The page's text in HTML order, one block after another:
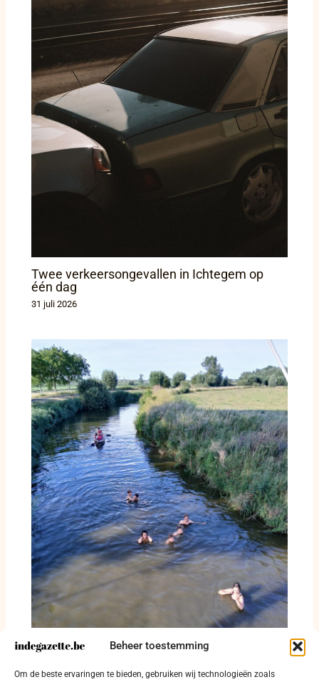
Beheer toestemming
Om de beste ervaringen te bieden, gebruiken wij technologieën zoals
Twee verkeersongevallen in Ichtegem op
één dag
31 juli 2026
Openluchtzwemzone toont dat Diksmuide